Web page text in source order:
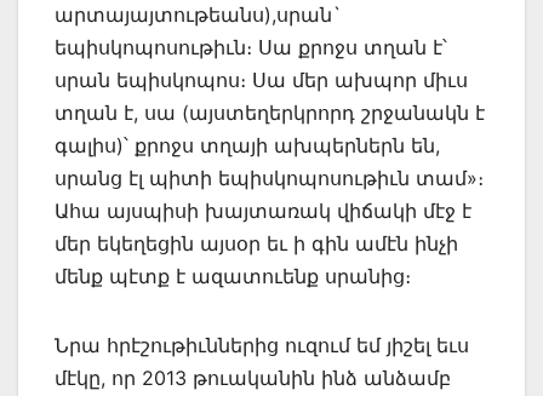
արտայայտութեանս),սրան`
եպիսկոպոսութիւն։ Սա քրոջս տղան է՝
սրան եպիսկոպոս։ Սա մեր ախպոր միւս
տղան է, սա (այստեղերկրորդ շրջանակն է
գալիս)՝ քրոջս տղայի ախպերներն են,
սրանց էլ պիտի եպիսկոպոսութիւն տամ»։
Ահա այսպիսի խայտառակ վիճակի մէջ է
մեր եկեղեցին այսօր եւ ի գին ամէն ինչի
մենք պէտք է ազատուենք սրանից։
Նրա հրէշութիւններից ուզում եմ յիշել եւս
մէկը, որ 2013 թուականին ինձ անձամբ